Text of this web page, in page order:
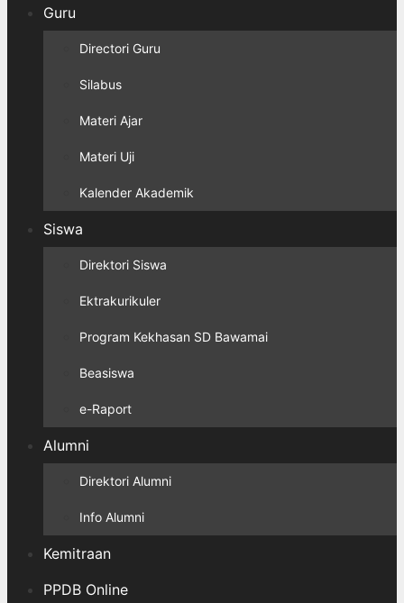
Guru
Directori Guru
Silabus
Materi Ajar
Materi Uji
Kalender Akademik
Siswa
Direktori Siswa
Ektrakurikuler
Program Kekhasan SD Bawamai
Beasiswa
e-Raport
Alumni
Direktori Alumni
Info Alumni
Kemitraan
PPDB Online